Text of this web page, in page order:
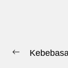
pos
Previous